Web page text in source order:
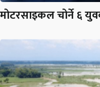
मोटरसाइकल चोर्ने ६